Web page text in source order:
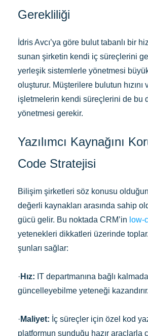
Gerekliliği
İdris Avcı’ya göre bulut tabanlı bir
sunan şirketin kendi iç süreçlerini
yerleşik sistemlerle yönetmesi
oluşturur. Müşterilere bulutun hızını
işletmelerin kendi süreçlerini de bu
yönetmesi gerekir.
Yazılımcı Kaynağını
Code Stratejisi
Bilişim şirketleri söz konusu
değerli kaynakları arasında sahip
gücü gelir. Bu noktada CRM’in low-
yetenekleri dikkatleri üzerinde
şunları sağlar:
· Hız: IT departmanına bağlı
güncelleyebilme yeteneği kazandırır.
· Maliyet: İç süreçler için özel kod
platformun sunduğu hazır araçlarla